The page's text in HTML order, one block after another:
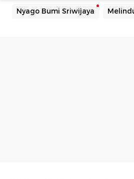
Nyago Bumi Sriwijaya